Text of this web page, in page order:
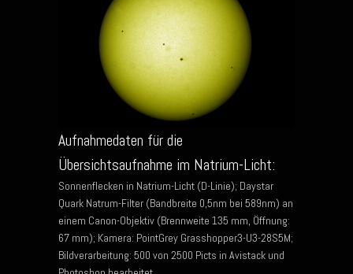
Aufnahmedaten für die
Übersichtsaufnahme im Natrium-Licht:
Sonnenflecken in Natrium-Licht (D-Linie); Daystar
Quark Natrum-Filter (Bandbreite 0,5nm bei 589nm) an
einem Canon-Objektiv (Brennweite 135 mm, Öffnung:
67 mm); Kamera: PointGrey Grasshopper3-U3-28S5M;
Bildverarbeitung: 500 von 2500 Picts in Avistack und